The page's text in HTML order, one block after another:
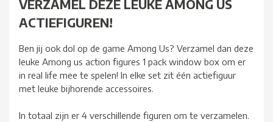
VERZAMEL DEZE LEUKE AMONG US
ACTIEFIGUREN!
Ben jij ook dol op de game Among Us? Verzamel dan deze
leuke Among us action figures 1 pack window box om er
in real life mee te spelen! In elke set zit één actiefiguur
met leuke bijhorende accessoires.
In totaal zijn er 4 verschillende figuren om te verzamelen.